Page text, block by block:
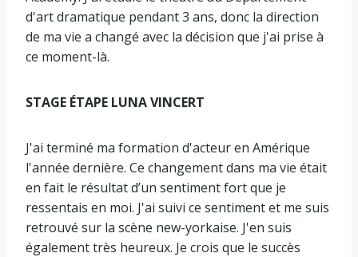
d'art dramatique pendant 3 ans, donc la direction
de ma vie a changé avec la décision que j'ai prise à
ce moment-là.
STAGE ÉTAPE LUNA VINCERT
J'ai terminé ma formation d'acteur en Amérique
l'année dernière. Ce changement dans ma vie était
en fait le résultat d’un sentiment fort que je
ressentais en moi. J'ai suivi ce sentiment et me suis
retrouvé sur la scène new-yorkaise. J'en suis
également très heureux. Je crois que le succès